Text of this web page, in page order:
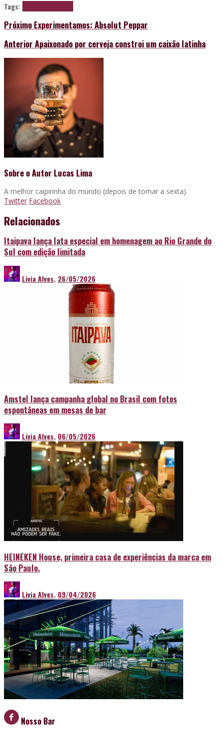
Tags:
Próximo Experimentamos: Absolut Peppar
Anterior Apaixonado por cerveja constroi um caixão latinha
Sobre o Autor Lucas Lima
A melhor caipirinha do mundo (depois de tomar a sexta).
Twitter Facebook
Relacionados
Itaipava lança lata especial em homenagem ao Rio Grande do
Sul com edição limitada
Livia Alves, 26/05/2026
Amstel lança campanha global no Brasil com fotos
espontâneas em mesas de bar
Livia Alves, 06/05/2026
HEINEKEN House, primeira casa de experiências da marca em
São Paulo.
Livia Alves, 09/04/2026
Nosso Bar